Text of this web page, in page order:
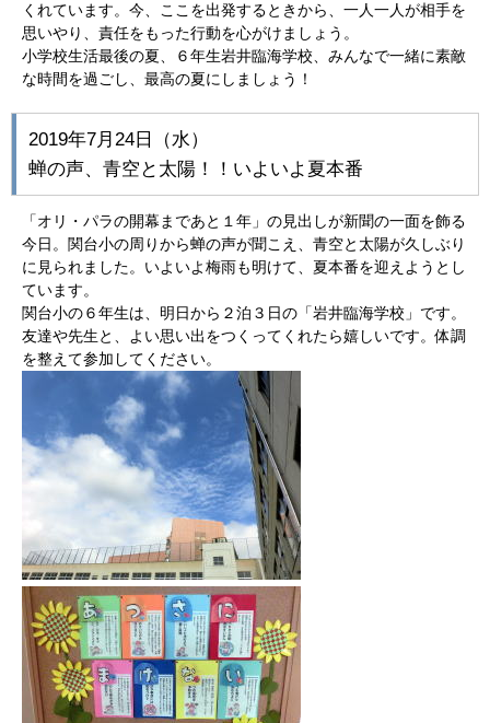
くれています。今、ここを出発するときから、一人一人が相手を
思いやり、責任をもった行動を心がけましょう。
小学校生活最後の夏、６年生岩井臨海学校、みんなで一緒に素敵
な時間を過ごし、最高の夏にしましょう！
2019年7月24日（水）
蝉の声、青空と太陽！！いよいよ夏本番
「オリ・パラの開幕まであと１年」の見出しが新聞の一面を飾る
今日。関台小の周りから蝉の声が聞こえ、青空と太陽が久しぶり
に見られました。いよいよ梅雨も明けて、夏本番を迎えようとし
ています。
関台小の６年生は、明日から２泊３日の「岩井臨海学校」です。
友達や先生と、よい思い出をつくってくれたら嬉しいです。体調
を整えて参加してください。